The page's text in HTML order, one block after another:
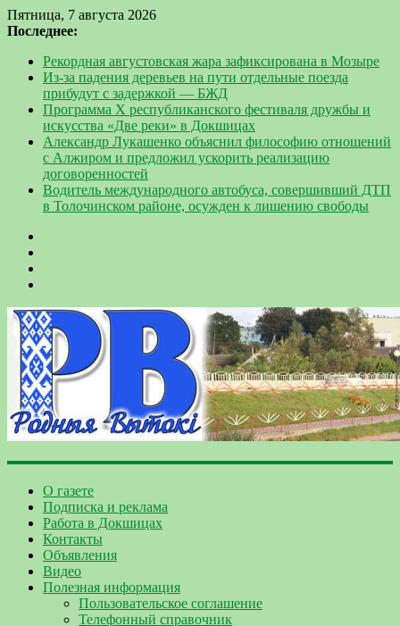
Пятница, 7 августа 2026
Последнее:
Рекордная августовская жара зафиксирована в Мозыре
Из-за падения деревьев на пути отдельные поезда
прибудут с задержкой — БЖД
Программа Х республиканского фестиваля дружбы и
искусства «Две реки» в Докшицах
Александр Лукашенко объяснил философию отношений
с Алжиром и предложил ускорить реализацию
договоренностей
Водитель международного автобуса, совершивший ДТП
в Толочинском районе, осужден к лишению свободы
О газете
Подписка и реклама
Работа в Докшицах
Контакты
Объявления
Видео
Полезная информация
Пользовательское соглашение
Телефонный справочник